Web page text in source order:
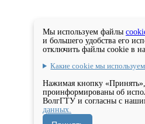
Мы используем файлы
и большего удобства его
отключить файлы cookie в
Какие cookie мы используем
Нажимая кнопку
проинформированы об
ВолгГТУ и согласны с
данных.